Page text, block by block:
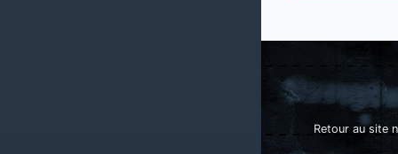
Retour au site